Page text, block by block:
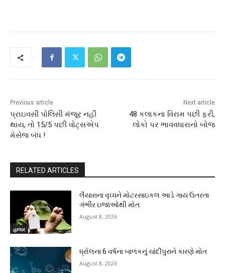
Previous article
પ્રાઇવસી પોલિસી મંજૂર નહીં
થાય, તો 15/5 પછી વોટ્સએપ
મેસેજ બંધ !
Next article
48 કલાકના વિરામ પછી ફરી,
લોકો પર ભાવવધારાનો બોજ
RELATED ARTICLES
હાલાર
લૈયારાના વૃઘ્ધને મોટરસાઇકલ આડે ગાય ઉતરતા
ગંભીર ઇજાઓથી મોત
August 8, 2026
ધ્રોલના 6 વર્ષના બાળકનું ચાંદીપુરાને કારણે મોત
August 8, 2026